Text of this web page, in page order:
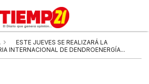
ESTE JUEVES SE REALIZARÁ LA
INTERNACIONAL DE DENDROENERGÍA...